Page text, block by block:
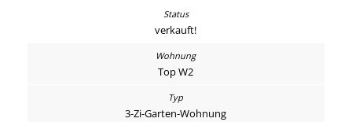
verkauft!
Top W2
3-Zi-Garten-Wohnung